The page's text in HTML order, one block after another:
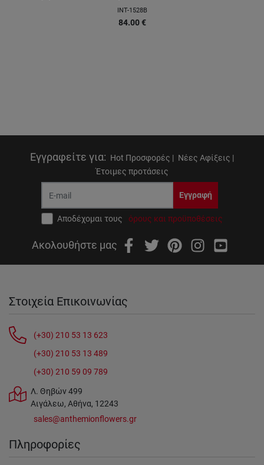
INT-1528B
84.00 €
Εγγραφείτε για: Hot Προσφορές | Νέες Αφίξεις |
Έτοιμες προτάσεις
Εγγραφή
Αποδέχομαι τους όρους και προϋποθέσεις
Ακολουθήστε μας
Στοιχεία Επικοινωνίας
(+30) 210 53 13 623
(+30) 210 53 13 489
(+30) 210 59 09 789
Λ. Θηβών 499
Αιγάλεω, Αθήνα, 12243
sales@anthemionflowers.gr
Πληροφορίες